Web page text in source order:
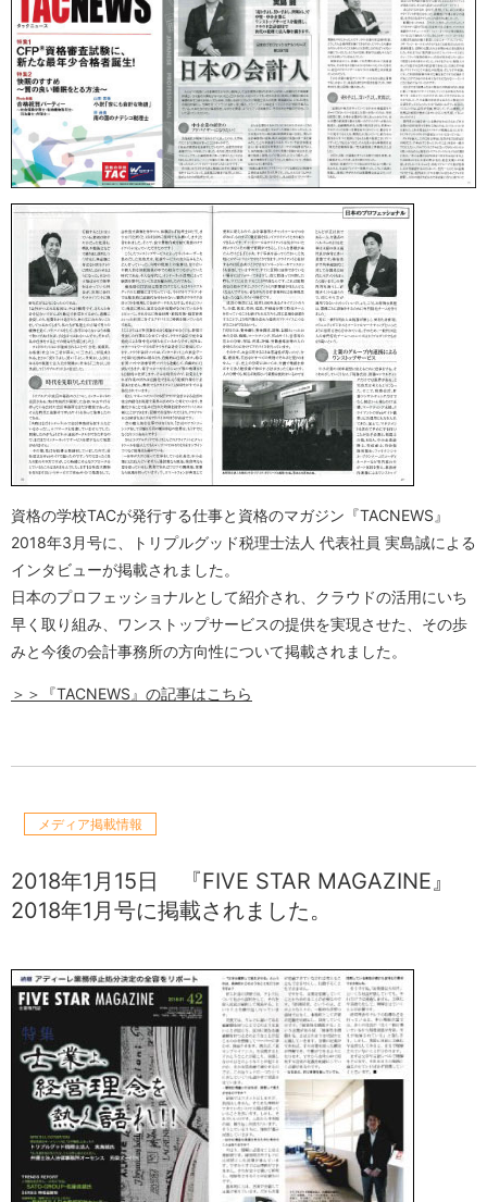
資格の学校TACが発行する仕事と資格のマガジン『TACNEWS』
2018年3月号に、トリプルグッド税理士法人 代表社員 実島誠による
インタビューが掲載されました。
日本のプロフェッショナルとして紹介され、クラウドの活用にいち
早く取り組み、ワンストップサービスの提供を実現させた、その歩
みと今後の会計事務所の方向性について掲載されました。
＞＞『TACNEWS』の記事はこちら
メディア掲載情報
2018年1月15日
『FIVE STAR MAGAZINE』
2018年1月号に掲載されました。